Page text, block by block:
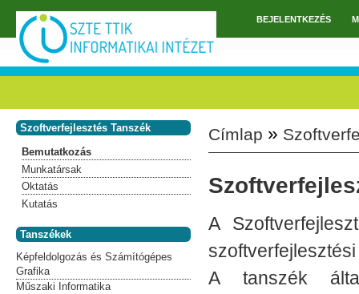
Ugrás a tartalomra
FőmenüBEJELENTKEZÉS
Jelenlegi hely
Címlap »
A
A tanszék
Szoftverfejlesztés Tanszék
Bemutatkozás
Munkatársak
Oktatás
Kutatás
Tanszékek
Képfeldolgozás és Számítógépes
Grafika
Műszaki Informatika